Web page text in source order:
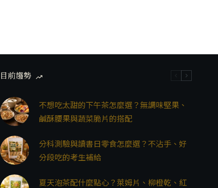
目前趨勢
不想吃太甜的下午茶怎麼選？無調味堅果、
鹹酥腰果與蔬菜脆片的搭配
分科測驗與讀書日零食怎麼選？不沾手、好
分段吃的考生補給
夏天泡茶配什麼點心？萊姆片、柳橙乾、紅